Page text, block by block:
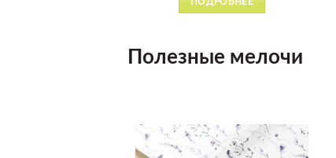
ПОДРОБНЕЕ
Полезные мелочи
Добавить
в список
желаний